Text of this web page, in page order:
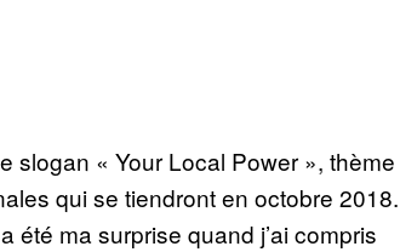
slogan « Your Local Power », thème
qui se tiendront en octobre 2018.
été ma surprise quand j’ai compris